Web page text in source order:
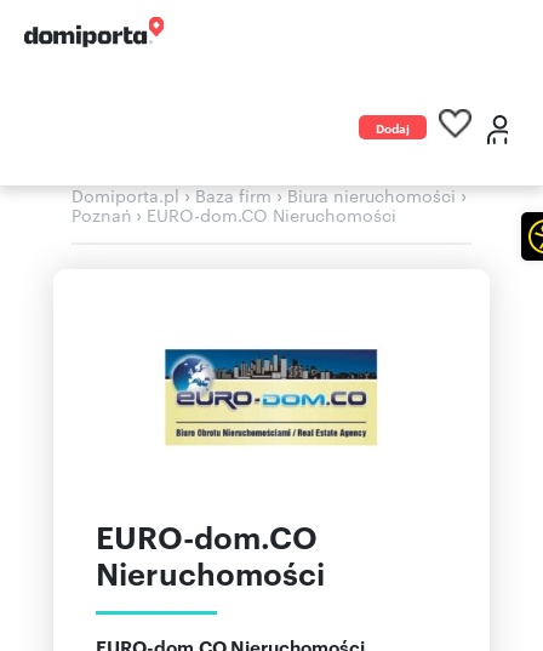
Dodaj
Domiporta.pl›Baza firm›Biura nieruchomości›
Poznań › EURO-dom.CO Nieruchomości
EURO-dom.CO
Nieruchomości